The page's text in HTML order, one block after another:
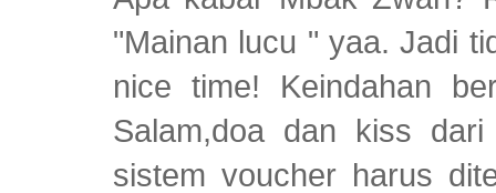
"Mainan lucu " yaa. Jadi
nice time! Keindahan
Salam,doa dan kiss
sistem voucher harus